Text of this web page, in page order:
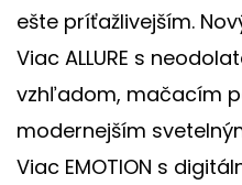
ešte príťažlivejším.
Viac ALLURE s
vzhľadom, mačacím
modernejším
Viac EMOTION s